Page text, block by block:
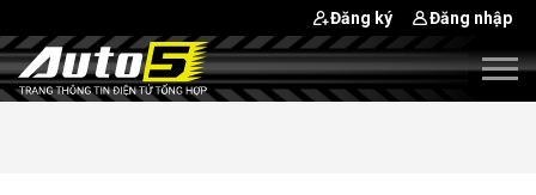
Đăng ký Đăng nhập